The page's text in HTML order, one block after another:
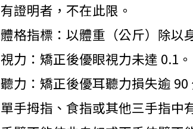
有證明者，不在此限。
體格指標：以體重（公斤）除以
視力：矯正後優眼視力未達 0.1。
聽力：矯正後優耳聽力損失逾 90
單手拇指、食指或其他三手指中